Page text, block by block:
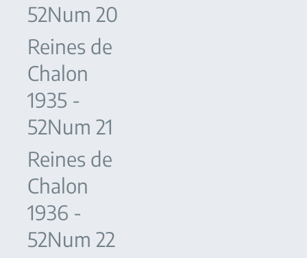
52Num 20
Reines de
Chalon
1935 -
52Num 21
Reines de
Chalon
1936 -
52Num 22